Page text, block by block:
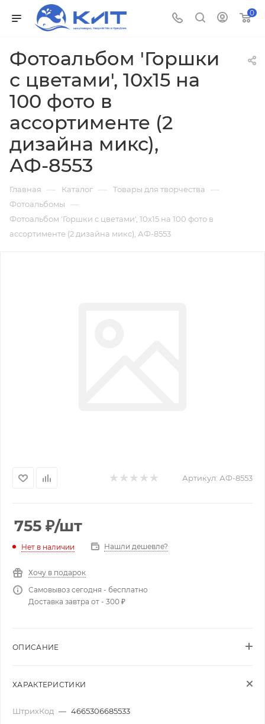
0
Фотоальбом 'Горшки
с цветами', 10х15 на
100 фото в
ассортименте (2
дизайна микс),
АФ-8553
Главная — Каталог — Товары для творчества —
Фотоальбомы —
Фотоальбом 'Горшки с цветами', 10х15 на 100 фото в
ассортименте (2 дизайна микс), АФ-8553
Артикул: АФ-8553
755 ₽/шт
Нет в наличии Нашли дешевле?
Хочу в подарок
Самовывоз сегодня - бесплатно
Доставка завтра от - 300 ₽
ОПИСАНИЕ
ХАРАКТЕРИСТИКИ
ШтрихКод — 4665306685533